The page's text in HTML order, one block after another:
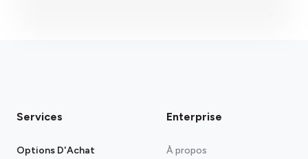
Services
Options D'Achat
Enterprise
À propos